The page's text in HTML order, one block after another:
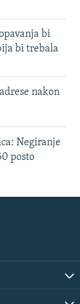
bi
bi trebala
nakon
Negiranje
posto